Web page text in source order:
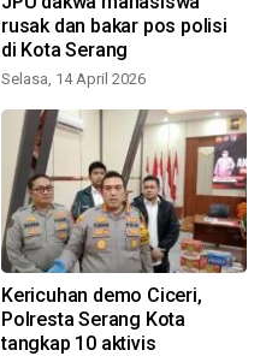
rusak dan bakar pos polisi
di Kota Serang
Selasa, 14 April 2026
Kericuhan demo Ciceri,
Polresta Serang Kota
tangkap 10 aktivis